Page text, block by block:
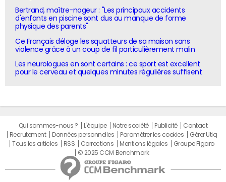
Bertrand, maître-nageur : "Les principaux accidents
d'enfants en piscine sont dus au manque de forme
physique des parents"
Ce Français déloge les squatteurs de sa maison sans
violence grâce à un coup de fil particulièrement malin
Les neurologues en sont certains : ce sport est excellent
pour le cerveau et quelques minutes régulières suffisent
Qui sommes-nous ? L'équipe Notre société Publicité
Contact
Recrutement
Données personnelles Paramétrer les cookies
Gérer Utiq
Tous les articles
RSS Corrections Mentions légales
Groupe Figaro
© 2025 CCM Benchmark